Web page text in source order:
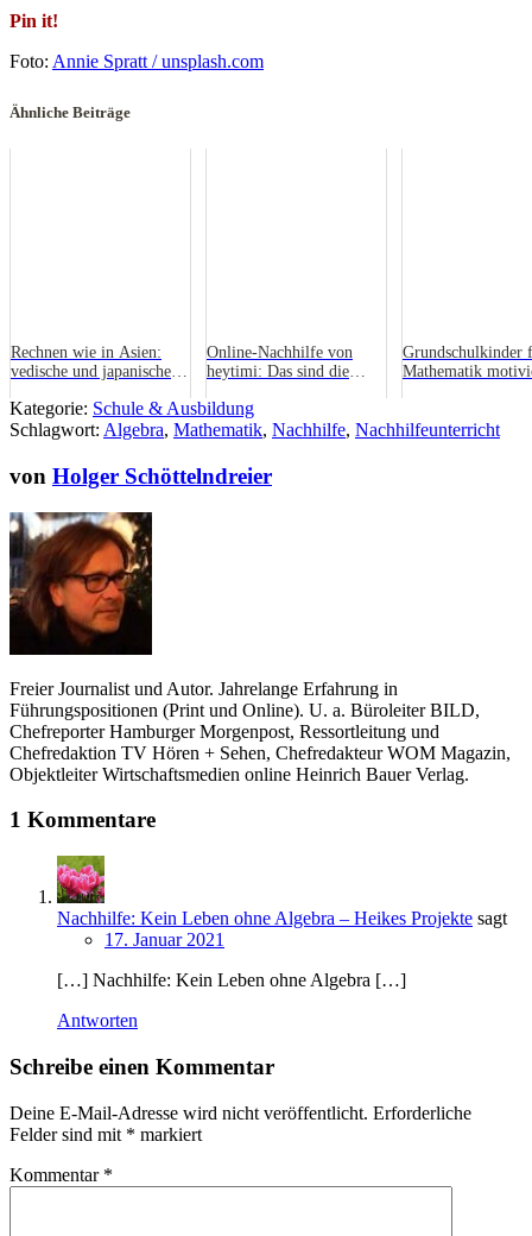
Pin it!
Foto: Annie Spratt / unsplash.com
Ähnliche Beiträge
Rechnen wie in Asien:
vedische und japanische
Online-Nachhilfe von
heytimi: Das sind die
Grundschulkinder
Mathematik
Kategorie: Schule & Ausbildung
Schlagwort: Algebra, Mathematik, Nachhilfe, Nachhilfeunterricht
von Holger Schöttelndreier
Freier Journalist und Autor. Jahrelange Erfahrung in
Führungspositionen (Print und Online). U. a. Büroleiter BILD,
Chefreporter Hamburger Morgenpost, Ressortleitung und
Chefredaktion TV Hören + Sehen, Chefredakteur WOM Magazin,
Objektleiter Wirtschaftsmedien online Heinrich Bauer Verlag.
1 Kommentare
Nachhilfe: Kein Leben ohne Algebra – Heikes Projekte sagt
17. Januar 2021
[…] Nachhilfe: Kein Leben ohne Algebra […]
Antworten
Schreibe einen Kommentar
Deine E-Mail-Adresse wird nicht veröffentlicht. Erforderliche
Felder sind mit * markiert
Kommentar *